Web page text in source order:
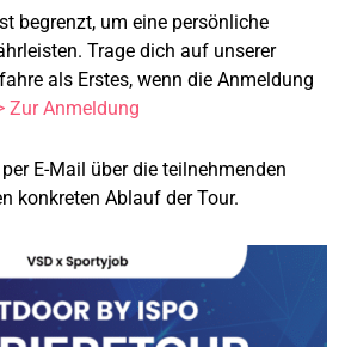
begrenzt, um eine persönliche
Trage dich auf unserer
als Erstes, wenn die Anmeldung
Zur Anmeldung
E-Mail über die teilnehmenden
konkreten Ablauf der Tour.